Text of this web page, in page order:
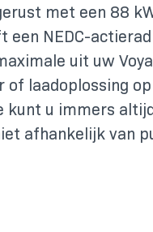
met een 88
een NEDC-
uit uw
of laadoplossing
kunt u immers
afhankelijk van